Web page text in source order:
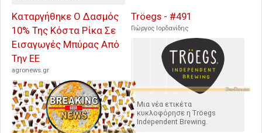
Καταργήθηκε Ο Δασμός
10% Της Κόστα Ρίκα Σε
Εισαγωγές Μπύρας Από
Την ΕΕ
agronews.gr
Tröegs - #491
Γιώργος Ιορδανίδης
Μια νέα ετικέτα
κυκλοφόρησε η Tröegs
Independent Brewing.